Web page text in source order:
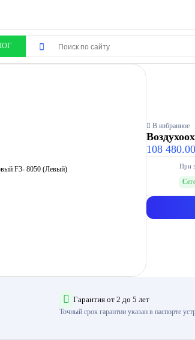
В избранное
108 480.00
При
Гарантия от 2 до 5 лет
Точный срок гарантии указан в паспорте